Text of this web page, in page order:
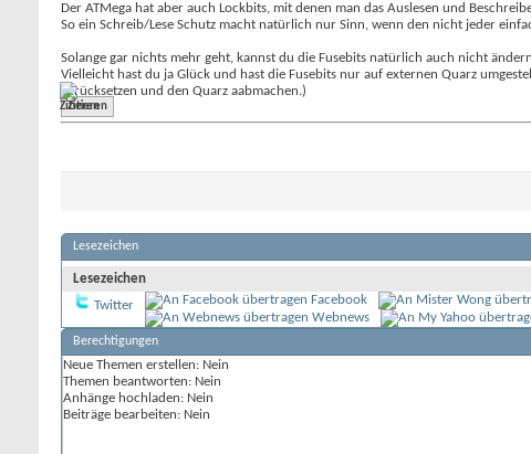
Der ATMega hat aber auch Lockbits, mit denen man das Auslesen und
So ein Schreib/Lese Schutz macht natürlich nur Sinn, wenn den nicht jeder
Solange gar nichts mehr geht, kannst du die Fusebits natürlich auch nicht
Vielleicht hast du ja Glück und hast die Fusebits nur auf externen Quarz
zurücksetzen und den Quarz aabmachen.)
Zitieren
Lesezeichen
Lesezeichen
Twitter
Facebook
Webnews
Berechtigungen
Neue Themen erstellen: Nein
Themen beantworten: Nein
Anhänge hochladen: Nein
Beiträge bearbeiten: Nein